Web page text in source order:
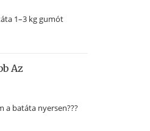
1–3 kg gumót
Az
a batáta nyersen???